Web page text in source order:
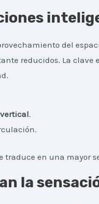
del
reducidos. La clave
.
traduce en una mayor
la